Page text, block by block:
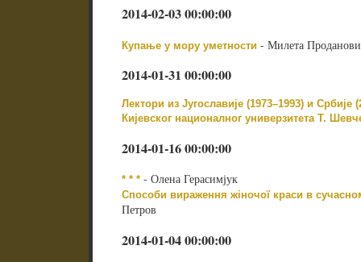
2014-02-03 00:00:00
Купање у мору уметности - Милета
2014-01-31 00:00:00
Лектори из Југославије (1973–1993) и Србије
Кијевског националног универзитета Т.
2014-01-16 00:00:00
* * *- Олена Герасимјук
Способи вираження жіночої краси в
Петров
2014-01-04 00:00:00